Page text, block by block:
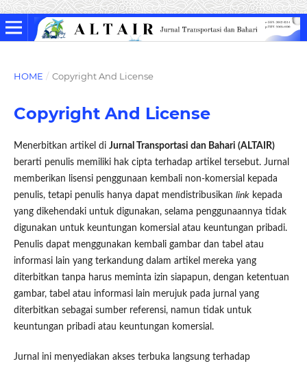
HOME / Copyright And License
Copyright And License
Menerbitkan artikel di Jurnal Transportasi dan Bahari (ALTAIR)
berarti penulis memiliki hak cipta terhadap artikel tersebut. Jurnal
memberikan lisensi penggunaan kembali non-komersial kepada
penulis, tetapi penulis hanya dapat mendistribusikan linkkepada
yang dikehendaki untuk digunakan, selama penggunaannya tidak
digunakan untuk keuntungan komersial atau keuntungan pribadi.
Penulis dapat menggunakan kembali gambar dan tabel atau
informasi lain yang terkandung dalam artikel mereka yang
diterbitkan tanpa harus meminta izin siapapun, dengan ketentuan
gambar, tabel atau informasi lain merujuk pada jurnal yang
diterbitkan sebagai sumber referensi, namun tidak untuk
keuntungan pribadi atau keuntungan komersial.
Jurnal ini menyediakan akses terbuka langsung terhadap